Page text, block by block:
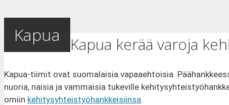
Kapua Kapua kerää varoja
Kapua-tiimit ovat suomalaisia vapaaehtoisia.
nuoria, naisia ja vammaisia tukeville
omiin kehitysyhteistyöhankkeisiinsa.